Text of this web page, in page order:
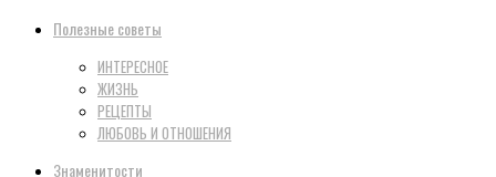
Полезные советы
ИНТЕРЕСНОЕ
ЖИЗНЬ
РЕЦЕПТЫ
ЛЮБОВЬ И ОТНОШЕНИЯ
Знаменитости